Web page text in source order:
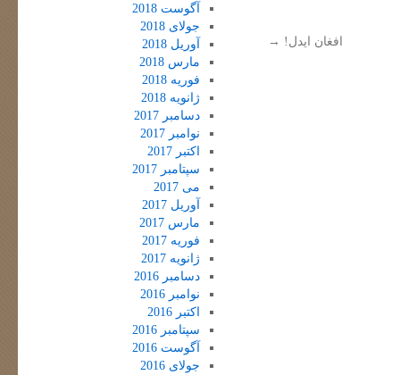
افغان ایدل! →
آگوست 2018
جولای 2018
آوریل 2018
مارس 2018
فوریه 2018
ژانویه 2018
دسامبر 2017
نوامبر 2017
اکتبر 2017
سپتامبر 2017
می 2017
آوریل 2017
مارس 2017
فوریه 2017
ژانویه 2017
دسامبر 2016
نوامبر 2016
اکتبر 2016
سپتامبر 2016
آگوست 2016
جولای 2016